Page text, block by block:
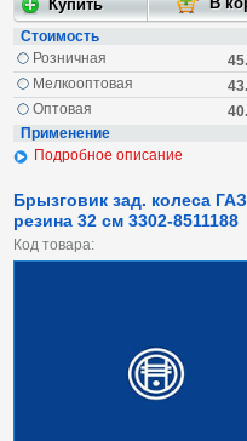
Стоимость
Розничная
Мелкооптовая
Оптовая
Применение
Подробное описание
Брызговик зад. колеса
резина 32 см 3302-8511188
Код товара: